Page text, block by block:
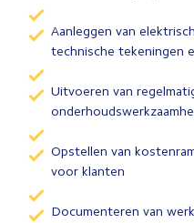
Aanleggen van
technische tekeningen
Uitvoeren van
Opstellen van
voor klanten
Documenteren van